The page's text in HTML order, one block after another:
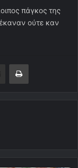
πάγκος της
ούτε καν
Κοινοποίηση μέσω ηλεκτρονικού ταχυδρομείουΕκτύπωση